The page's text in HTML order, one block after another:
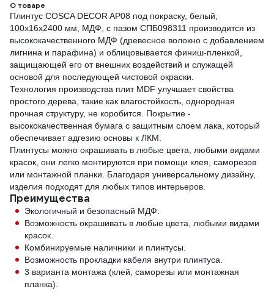
О товаре
Плинтус COSCA DECOR AP08 под покраску, белый,
100x16x2400 мм, МДФ, с пазом СПБ098311 производится из
высококачественного МДФ (древесное волокно с добавлением
лигнина и парафина) и облицовывается финиш-пленкой,
защищающей его от внешних воздействий и служащей
основой для последующей чистовой окраски.
Технология производства плит MDF улучшает свойства
простого дерева, такие как влагостойкость, однородная
прочная структуру, не коробится. Покрытие -
высококачественная бумага с защитным слоем лака, который
обеспечивает адгезию основы к ЛКМ.
Плинтусы можно окрашивать в любые цвета, любыми видами
красок, они легко монтируются при помощи клея, саморезов
или монтажной планки. Благодаря универсальному дизайну,
изделия подходят для любых типов интерьеров.
Преимущества
Экологичный и безопасный МДФ.
Возможность окрашивать в любые цвета, любыми видами
красок.
Комбинируемые наличники и плинтусы.
Возможность прокладки кабеля внутри плинтуса.
3 варианта монтажа (клей, саморезы или монтажная
планка).